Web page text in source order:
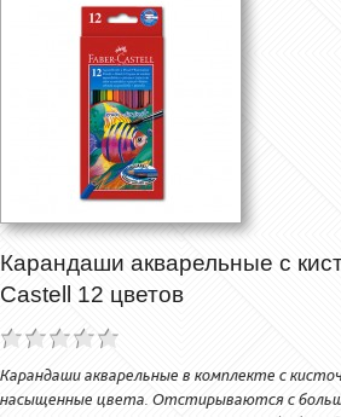
Карандаши акварельные с
Castell 12 цветов
Карандаши акварельные в комплекте с
насыщенные цвета. Отстирываются с